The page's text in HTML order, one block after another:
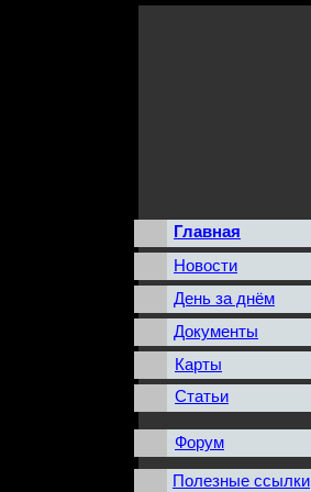
Главная
Новости
День за днём
Документы
Карты
Статьи
Форум
Полезные ссылки